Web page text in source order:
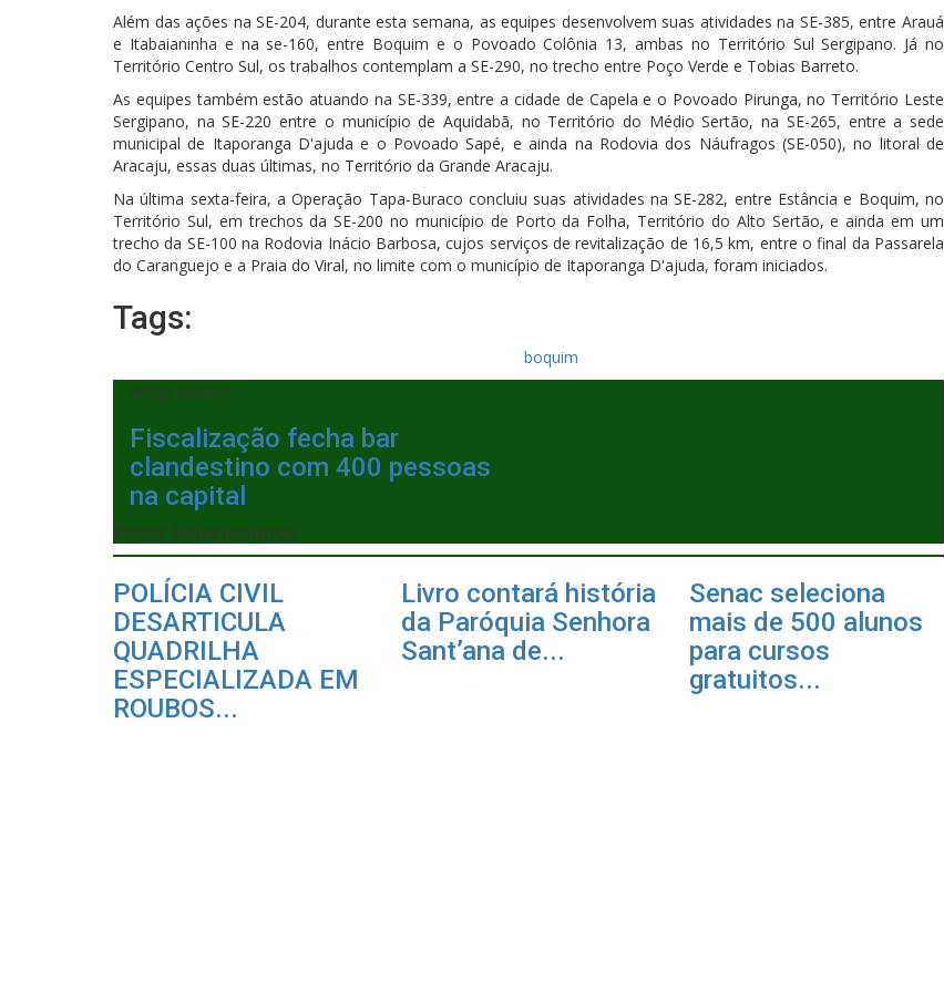
Além das ações na SE-204, durante esta semana, as equipes desenvolvem suas atividades na SE-385, entre Arauá
e Itabaianinha e na se-160, entre Boquim e o Povoado Colônia 13, ambas no Território Sul Sergipano. Já no
Território Centro Sul, os trabalhos contemplam a SE-290, no trecho entre Poço Verde e Tobias Barreto.
As equipes também estão atuando na SE-339, entre a cidade de Capela e o Povoado Pirunga, no Território Leste
Sergipano, na SE-220 entre o município de Aquidabã, no Território do Médio Sertão, na SE-265, entre a sede
municipal de Itaporanga D'ajuda e o Povoado Sapé, e ainda na Rodovia dos Náufragos (SE-050), no litoral de
Aracaju, essas duas últimas, no Território da Grande Aracaju.
Na última sexta-feira, a Operação Tapa-Buraco concluiu suas atividades na SE-282, entre Estância e Boquim, no
Território Sul, em trechos da SE-200 no município de Porto da Folha, Território do Alto Sertão, e ainda em um
trecho da SE-100 na Rodovia Inácio Barbosa, cujos serviços de revitalização de 16,5 km, entre o final da Passarela
do Caranguejo e a Praia do Viral, no limite com o município de Itaporanga D'ajuda, foram iniciados.
Tags:
boquim
Artigo anterior
Fiscalização fecha bar
clandestino com 400 pessoas
na capital
Posts Relacionados
POLÍCIA CIVIL
DESARTICULA
QUADRILHA
ESPECIALIZADA EM
ROUBOS...
Livro contará história
da Paróquia Senhora
Sant’ana de...
Senac seleciona
mais de 500 alunos
para cursos
gratuitos...